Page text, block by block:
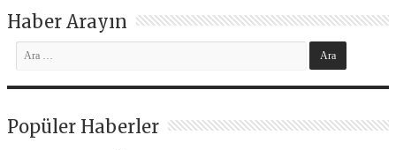
Haber Arayın
Popüler Haberler